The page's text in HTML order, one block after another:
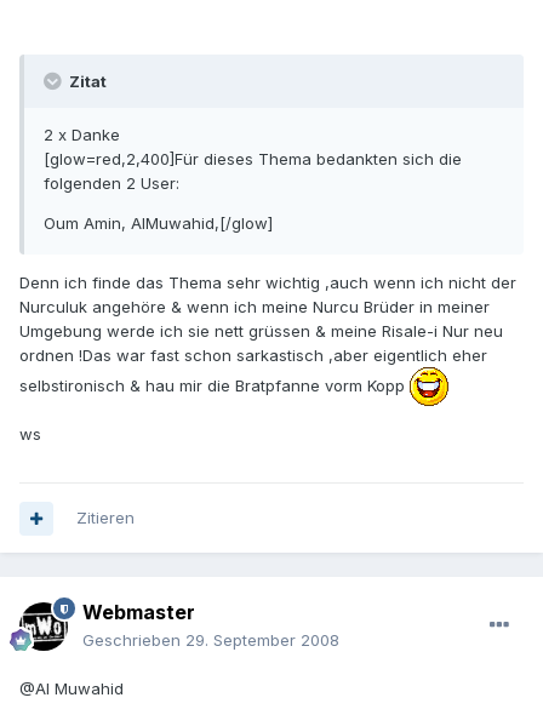
Zitat
2 x Danke
[glow=red,2,400]Für dieses Thema bedankten sich die
folgenden 2 User:
Oum Amin, AlMuwahid,[/glow]
Denn ich finde das Thema sehr wichtig ,auch wenn ich nicht der
Nurculuk angehöre & wenn ich meine Nurcu Brüder in meiner
Umgebung werde ich sie nett grüssen & meine Risale-i Nur neu
ordnen !Das war fast schon sarkastisch ,aber eigentlich eher
selbstironisch & hau mir die Bratpfanne vorm Kopp
ws
Zitieren
Webmaster
Geschrieben 29. September 2008
@Al Muwahid